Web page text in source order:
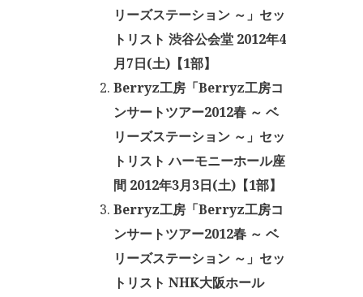
リーズステーション ～」セッ
トリスト 渋谷公会堂 2012年4
月7日(土)【1部】
Berryz工房「Berryz工房コ
ンサートツアー2012春 ～ ベ
リーズステーション ～」セッ
トリスト ハーモニーホール座
間 2012年3月3日(土)【1部】
Berryz工房「Berryz工房コ
ンサートツアー2012春 ～ ベ
リーズステーション ～」セッ
トリスト NHK大阪ホール